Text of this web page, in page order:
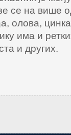
се на више
олова,
има и
и других.